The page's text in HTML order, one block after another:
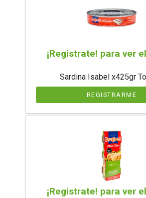
¡Registrate! para ver
Sardina Isabel x425gr
REGISTRARME
¡Registrate! para ver